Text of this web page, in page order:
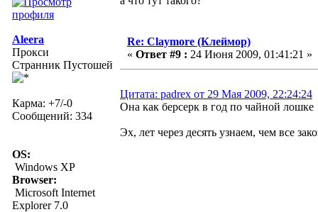
Aleera
Прокси
Странник Пустошей
Карма: +7/-0
Сообщений: 334
OS:
Windows XP
Browser:
Microsoft Internet
Explorer 7.0
Re: Claymore (Клеймор)
« Ответ #9 : 24 Июня 2009, 01:41:21 »
Цитата: padrex от 29 Мая 2009, 22:24:24
Она как берсерк в год по чайной лошке
Эх, лет через десять узнаем, чем все